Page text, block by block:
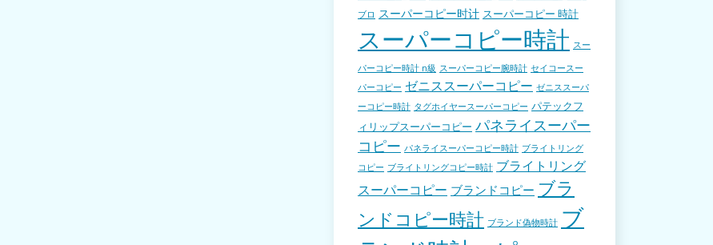
ブロ スーパーコピー时计 スーパーコピー 時計
スーパーコピー時計 スー
パーコピー時計 n級 スーパーコピー腕時計 セイコースー
パーコピー ゼニススーパーコピー ゼニススーパ
ーコピー時計 タグホイヤースーパーコピー パテックフ
ィリップスーパーコピー パネライスーパー
コピー パネライスーパーコピー時計 ブライトリング
コピー ブライトリングコピー時計 ブライトリング
スーパーコピー ブランドコピー ブラ
ンドコピー時計 ブランド偽物時計 ブ